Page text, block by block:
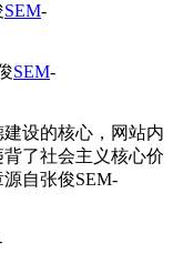
SEM-
SEM-
设的核心，网站内
了社会主义核心价
源自张俊SEM-